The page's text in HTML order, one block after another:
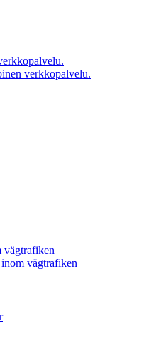
verkkopalvelu.
vägtrafiken
vägtrafiken